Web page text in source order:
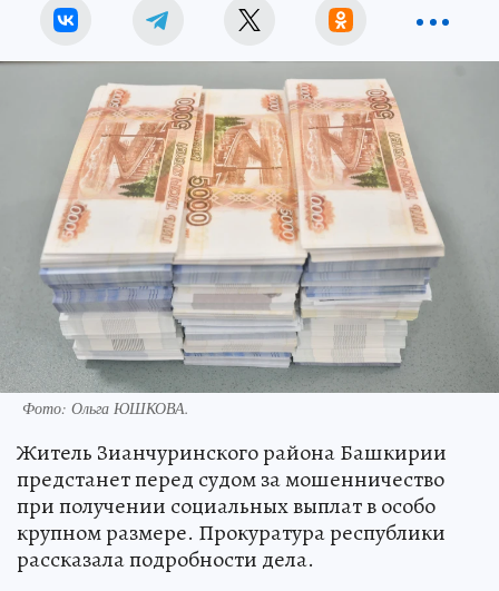
Фото: Ольга ЮШКОВА.
Житель Зианчуринского района Башкирии
предстанет перед судом за мошенничество
при получении социальных выплат в особо
крупном размере. Прокуратура республики
рассказала подробности дела.